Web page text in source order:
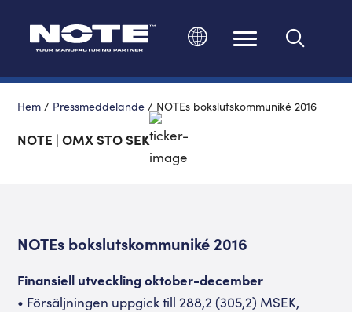
Hem / Pressmeddelande / NOTEs bokslutskommuniké 2016
NOTE | OMX STO SEK
NOTEs bokslutskommuniké 2016
Finansiell utveckling oktober-december
• Försäljningen uppgick till 288,2 (305,2) MSEK,